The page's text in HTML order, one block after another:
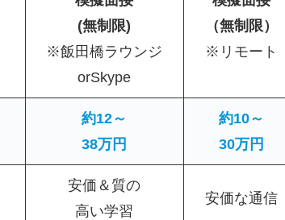
(無制限)
※飯田橋ラウンジ
orSkype
（無制限）
※リモート
約12～
38万円
約10～
30万円
安価＆質の
高い学習
安価な通信